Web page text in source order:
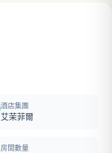
酒店集團
艾茉菲爾
房間數量